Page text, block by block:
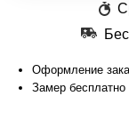
Оформление
Замер бесплатно